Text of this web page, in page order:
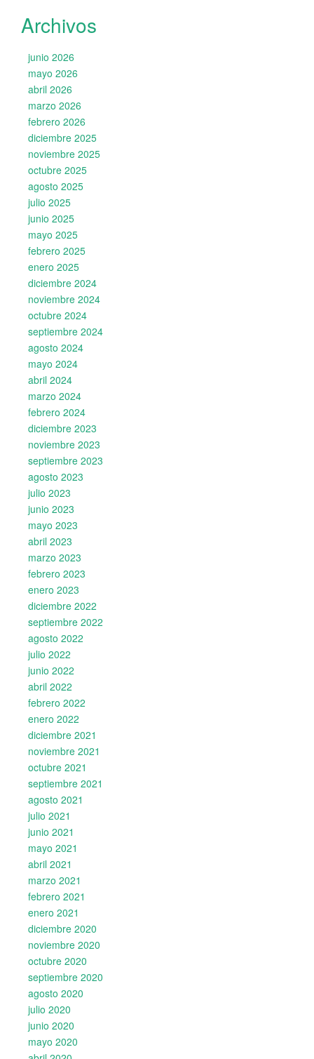
Archivos
junio 2026
mayo 2026
abril 2026
marzo 2026
febrero 2026
diciembre 2025
noviembre 2025
octubre 2025
agosto 2025
julio 2025
junio 2025
mayo 2025
febrero 2025
enero 2025
diciembre 2024
noviembre 2024
octubre 2024
septiembre 2024
agosto 2024
mayo 2024
abril 2024
marzo 2024
febrero 2024
diciembre 2023
noviembre 2023
septiembre 2023
agosto 2023
julio 2023
junio 2023
mayo 2023
abril 2023
marzo 2023
febrero 2023
enero 2023
diciembre 2022
septiembre 2022
agosto 2022
julio 2022
junio 2022
abril 2022
febrero 2022
enero 2022
diciembre 2021
noviembre 2021
octubre 2021
septiembre 2021
agosto 2021
julio 2021
junio 2021
mayo 2021
abril 2021
marzo 2021
febrero 2021
enero 2021
diciembre 2020
noviembre 2020
octubre 2020
septiembre 2020
agosto 2020
julio 2020
junio 2020
mayo 2020